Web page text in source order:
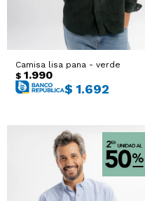
Camisa lisa pana - verde
$ 1.990
$ 1.692